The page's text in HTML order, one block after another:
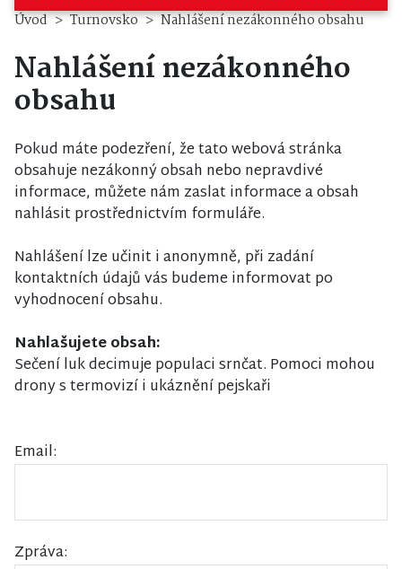
Úvod Turnovsko Nahlášení nezákonného obsahu
Nahlášení nezákonného
obsahu
Pokud máte podezření, že tato webová stránka
obsahuje nezákonný obsah nebo nepravdivé
informace, můžete nám zaslat informace a obsah
nahlásit prostřednictvím formuláře.
Nahlášení lze učinit i anonymně, při zadání
kontaktních údajů vás budeme informovat po
vyhodnocení obsahu.
Nahlašujete obsah:
Sečení luk decimuje populaci srnčat. Pomoci mohou
drony s termovizí i ukáznění pejskaři
Email:
Zpráva: